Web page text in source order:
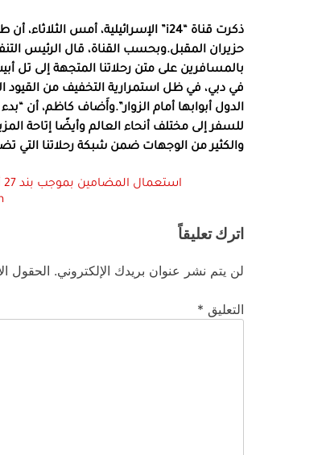
حزيران المقبل.وبحسب القناة، قال الرئيس
بالمسافرين على متن رحلاتنا المتجهة إلى تل
في دبي، في ظل استمرارية التخفيف من
الدول أبوابها أمام الزوار”.وأَضاف كاظم، أن
للسفر إلى مختلف أنحاء العالم وأيضًا إتاحة
والكثير من الوجهات ضمن شبكة رحلاتنا التي تضم نحو
اترك تعليقاً
لن يتم نشر عنوان بريدك الإلكتروني. الحقول
التعليق *